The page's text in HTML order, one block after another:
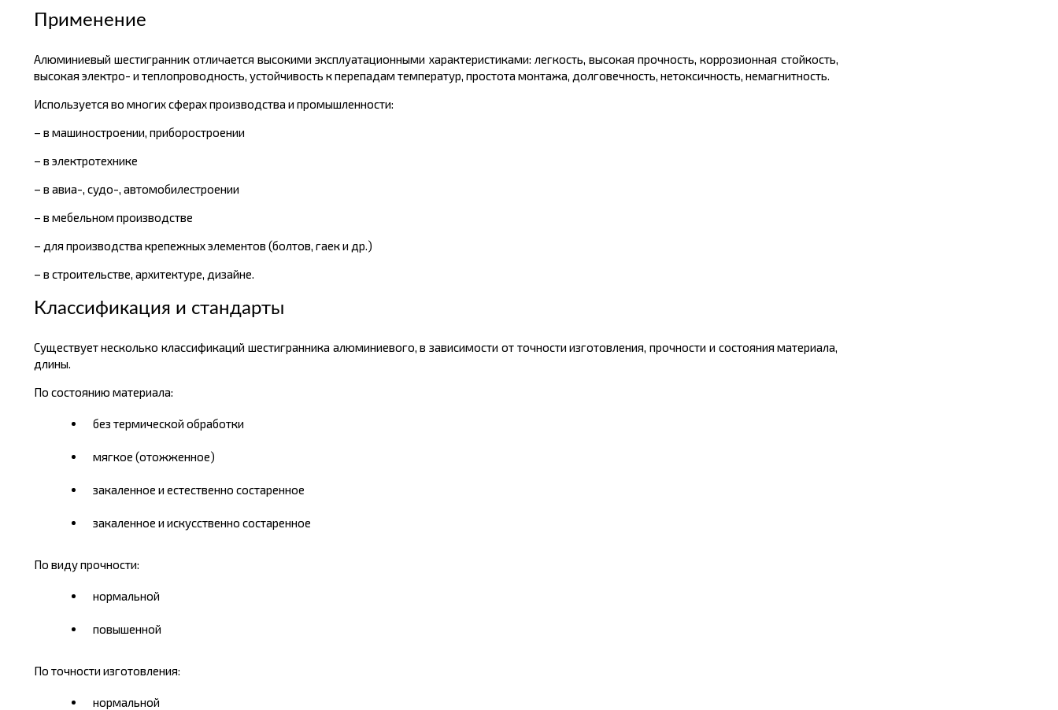
Применение
Алюминиевый шестигранник отличается высокими эксплуатационными характеристиками: легкость, высокая прочность, коррозионная стойкость,
высокая электро- и теплопроводность, устойчивость к перепадам температур, простота монтажа, долговечность, нетоксичность, немагнитность.
Используется во многих сферах производства и промышленности:
– в машиностроении, приборостроении
– в электротехнике
– в авиа-, судо-, автомобилестроении
– в мебельном производстве
– для производства крепежных элементов (болтов, гаек и др.)
– в строительстве, архитектуре, дизайне.
Классификация и стандарты
Существует несколько классификаций шестигранника алюминиевого, в зависимости от точности изготовления, прочности и состояния материала,
длины.
По состоянию материала:
без термической обработки
мягкое (отожженное)
закаленное и естественно состаренное
закаленное и искусственно состаренное
По виду прочности:
нормальной
повышенной
По точности изготовления:
нормальной